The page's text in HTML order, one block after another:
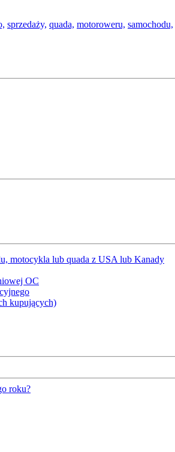
sprzedaży, quada, motoroweru, samochodu,
motocykla lub quada z USA lub Kanady
OC
kupujących)
roku?